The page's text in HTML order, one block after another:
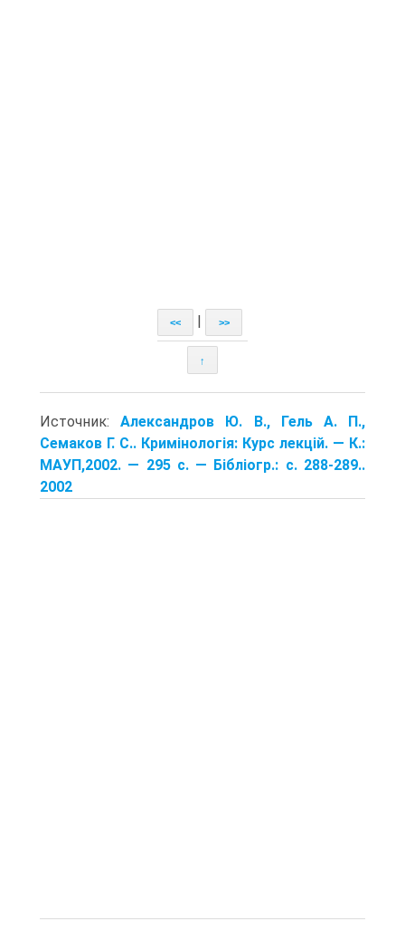
<< >>
↑
Источник:Александров Ю. В., Гель А. П.,
Семаков Г. С.. Кримінологія: Курс лекцій. — К.:
МАУП,2002. — 295 с. — Бібліогр.: с. 288-289..
2002